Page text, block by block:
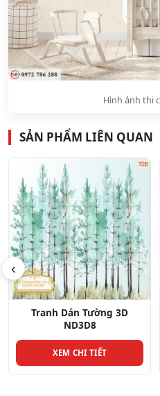
Hình ảnh thi
SẢN PHẨM LIÊN QUAN
‹
Tranh Dán Tường 3D
ND3D8
XEM CHI TIẾT